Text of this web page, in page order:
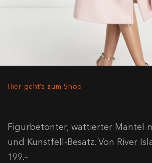
Hier geht’s zum Shop
Figurbetonter, wattierter Mantel
und Kunstfell-Besatz. Von River
199.–